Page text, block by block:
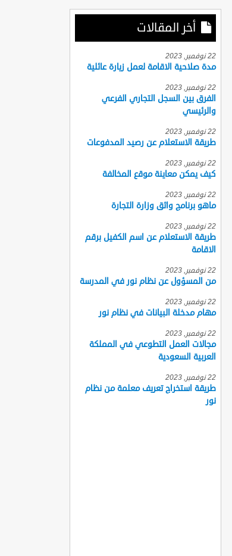
أخر المقالات
22 نوفمبر, 2023
مدة صلاحية الاقامة لعمل زيارة عائلية
22 نوفمبر, 2023
الفرق بين السجل التجاري الفرعي
والرئيسي
22 نوفمبر, 2023
طريقة الاستعلام عن رصيد المدفوعات
22 نوفمبر, 2023
كيف يمكن معاينة موقع المخالفة
22 نوفمبر, 2023
ماهو برنامج واثق وزارة التجارة
22 نوفمبر, 2023
طريقة الاستعلام عن اسم الكفيل برقم
الاقامة
22 نوفمبر, 2023
من المسؤول عن نظام نور في المدرسة
22 نوفمبر, 2023
مهام مدخلة البيانات في نظام نور
22 نوفمبر, 2023
مجالات العمل التطوعي في المملكة
العربية السعودية
22 نوفمبر, 2023
طريقة استخراج تعريف معلمة من نظام
نور